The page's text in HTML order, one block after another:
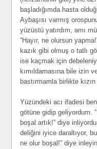
başladığımda hasta
Aybaşısı varmış
yüzüstü yatırdım, amı
“Hayır, ne olursun
kazık gibi olmuş o tatlı
ise kaçmak için
kımıldamasına bile izin
bastırmamla birlikte
Yüzündeki acı ifadesi
götüne gidip geliyordum.
boşal artık!” diye
deliğini iyice daraltıyor,
ne olur boşal!” diye